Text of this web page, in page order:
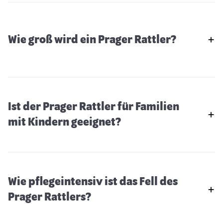
Wie groß wird ein Prager Rattler?
Ist der Prager Rattler für Familien
mit Kindern geeignet?
Wie pflegeintensiv ist das Fell des
Prager Rattlers?
Do Khyi